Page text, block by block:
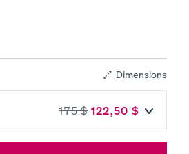
et recevez des cadeaux en
Dimensions
175 $122,50 $